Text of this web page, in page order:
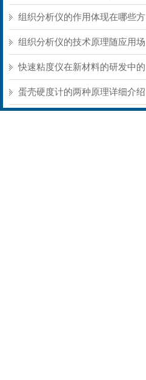
护方式
组织分析仪的作用体现在哪些方
面？
组织分析仪的技术原理随应用场
景不同存在明显差异
快速粘度仪在新材料的研发中的
应用
蛋壳硬度计的两种原理详细介绍